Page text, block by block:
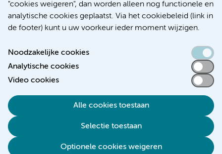
"cookies weigeren", dan worden alleen nog functionele en
analytische cookies geplaatst. Via het cookiebeleid (link in
de footer) kunt u uw voorkeur ieder moment wijzigen.
Noodzakelijke cookies
Analytische cookies
Video cookies
Alle cookies toestaan
Selectie toestaan
Optionele cookies weigeren
Verwijzen & diagnostiek
Toegankelijkheidsverklaring
Cookieverklaring